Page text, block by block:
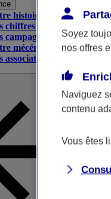
histoire
chiffres clés
campagnes publicitaires
mécénat
associations
Soyez
nos offres
Naviguez
contenu
Vous êtes